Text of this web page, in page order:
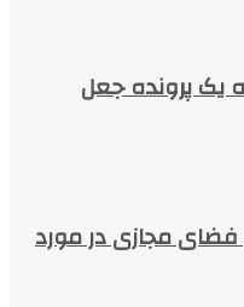
یک پرونده‌ جعل
مجازی در مورد